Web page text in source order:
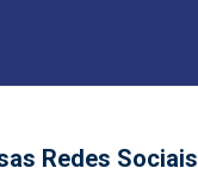
Redes Sociais